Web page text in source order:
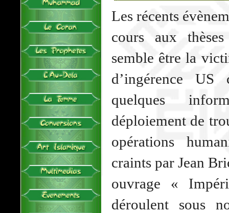
Les récents
cours aux
semble être la
d’ingérence
quelques
déploiement de
opérations
craints par Jean
ouvrage «
déroulent sous